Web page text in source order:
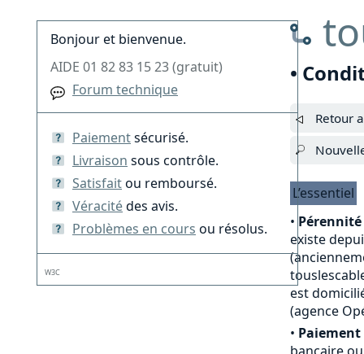
•
Retour
L’essentiel
•
existe
est
(agence
• Paiement
Bonjour et bienvenue.
AIDE 01 82 83 15 23 (gratuit)
Forum technique
Paiementsécurisé.
Livraison sous contrôle.
Satisfaitou remboursé.
Véracitédes avis.
Problèmes en cours ou résolus.
W3C